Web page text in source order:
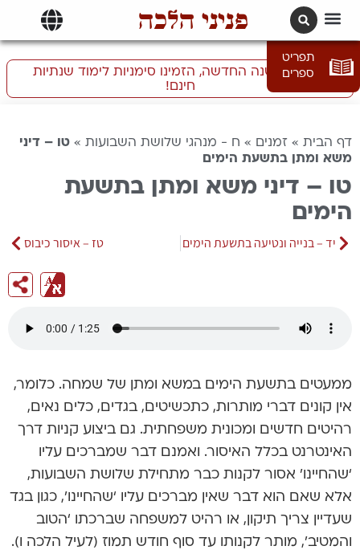
פניני הלכה
תפריט
ספרים
התכוננו לשנה החדשה, הזמינו סימניות לימוד שנתיות
חינם!
דף הבית » זמנים » ח - מנהגי שלושת השבועות » טו – דיני
משא ומתן בתשעת הימים
טו – דיני משא ומתן בתשעת
הימים
יד – בנייה ונטיעה בתשעת הימים טז – איסור כיבוס
ממעטים בתשעת הימים במשא ומתן של שמחה. כלומר,
אין קונים דברי מותרות, כתכשיטים, בגדים, כלים נאים,
רהיטים חדשים ומכונית משפחתית. גם ביצוע קניות דרך
האינטרנט בכלל האיסור. ואמנם דבר שמברכים עליו
‘שהחיינו’ אסור לקנות כבר מתחילת שלושת השבועות,
אלא שאם הוא דבר שאין מברכים עליו ‘שהחיינו’, כגון בגד
שעדיין צריך תיקון, או רהיט למשפחה שברכתו ‘הטוב
והמטיב’, מותר לקנותו עד סוף חודש תמוז (לעיל הלכה ו).